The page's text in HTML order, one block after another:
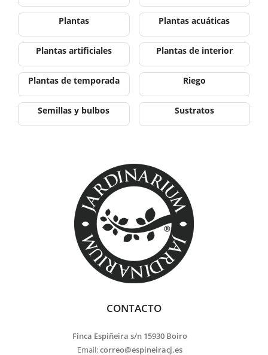
Plantas Plantas acuáticas
Plantas artificiales Plantas de interior
Plantas de temporada Riego
Semillas y bulbos Sustratos
CONTACTO
Finca Espiñeira s/n 15930 Boiro
Email:correo@espineiracj.es